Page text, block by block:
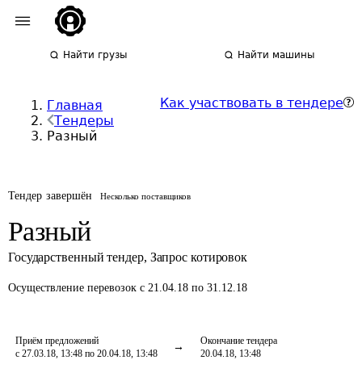
Найти грузы Найти машины
Главная
Тендеры
Разный
Как участвовать в тендере
Тендер завершён Несколько поставщиков
Разный
Государственный тендер, Запрос котировок
Осуществление перевозок с 21.04.18 по 31.12.18
Приём предложений
с 27.03.18, 13:48 по 20.04.18, 13:48
Окончание тендера
20.04.18, 13:48